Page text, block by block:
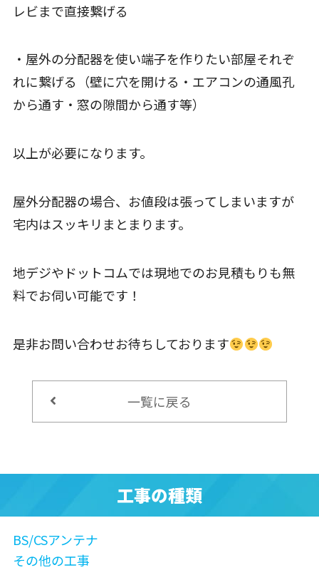
レビまで直接繋げる
・屋外の分配器を使い端子を作りたい部屋それぞ
れに繋げる（壁に穴を開ける・エアコンの通風孔
から通す・窓の隙間から通す等）
以上が必要になります。
屋外分配器の場合、お値段は張ってしまいますが
宅内はスッキリまとまります。
地デジやドットコムでは現地でのお見積もりも無
料でお伺い可能です！
是非お問い合わせお待ちしております
一覧に戻る
工事の種類
BS/CSアンテナ
その他の工事